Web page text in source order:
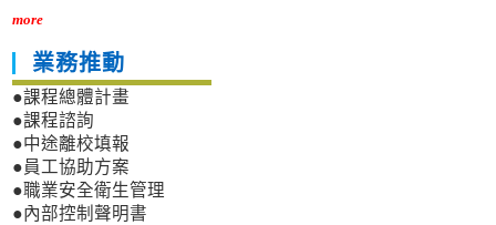
more
業務推動
●課程總體計畫
●課程諮詢
●中途離校填報
●員工協助方案
●職業安全衛生管理
●內部控制聲明書